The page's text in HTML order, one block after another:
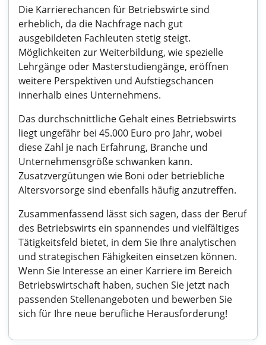
Die Karrierechancen für Betriebswirte sind
erheblich, da die Nachfrage nach gut
ausgebildeten Fachleuten stetig steigt.
Möglichkeiten zur Weiterbildung, wie spezielle
Lehrgänge oder Masterstudiengänge, eröffnen
weitere Perspektiven und Aufstiegschancen
innerhalb eines Unternehmens.
Das durchschnittliche Gehalt eines Betriebswirts
liegt ungefähr bei 45.000 Euro pro Jahr, wobei
diese Zahl je nach Erfahrung, Branche und
Unternehmensgröße schwanken kann.
Zusatzvergütungen wie Boni oder betriebliche
Altersvorsorge sind ebenfalls häufig anzutreffen.
Zusammenfassend lässt sich sagen, dass der Beruf
des Betriebswirts ein spannendes und vielfältiges
Tätigkeitsfeld bietet, in dem Sie Ihre analytischen
und strategischen Fähigkeiten einsetzen können.
Wenn Sie Interesse an einer Karriere im Bereich
Betriebswirtschaft haben, suchen Sie jetzt nach
passenden Stellenangeboten und bewerben Sie
sich für Ihre neue berufliche Herausforderung!